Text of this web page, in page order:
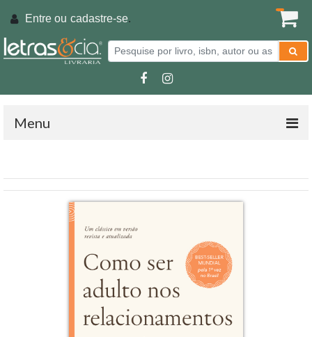
Entre ou cadastre-se.
Menu